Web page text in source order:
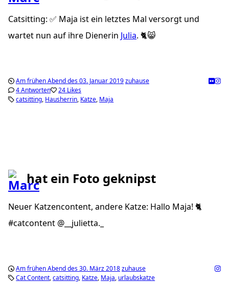
Catsitting: ✅ Maja ist ein letztes Mal versorgt und
wartet nun auf ihre Dienerin Julia. 🐈😸
Am frühen Abend des 03. Januar 2019zuhause
4 Antworten
24 Likes
catsitting Hausherrin Katze Maja
hat ein Foto geknipst
Neuer Katzencontent, andere Katze: Hallo Maja! 🐈
#catcontent @__julietta._
Am frühen Abend des 30. März 2018zuhause
Cat Content catsitting Katze Maja urlaubskatze